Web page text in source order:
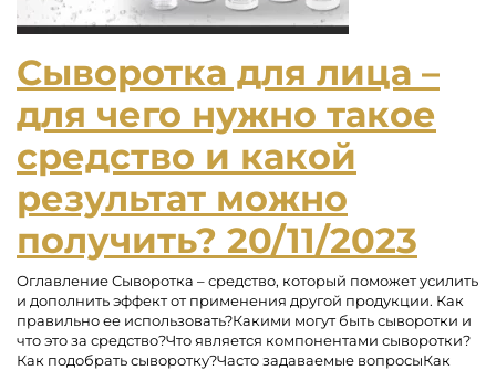
Сыворотка для лица –
для чего нужно такое
средство и какой
результат можно
получить? 20/11/2023
Оглавление Сыворотка – средство, который поможет усилить
и дополнить эффект от применения другой продукции. Как
правильно ее использовать?Какими могут быть сыворотки и
что это за средство?Что является компонентами сыворотки?
Как подобрать сыворотку?Часто задаваемые вопросыКак